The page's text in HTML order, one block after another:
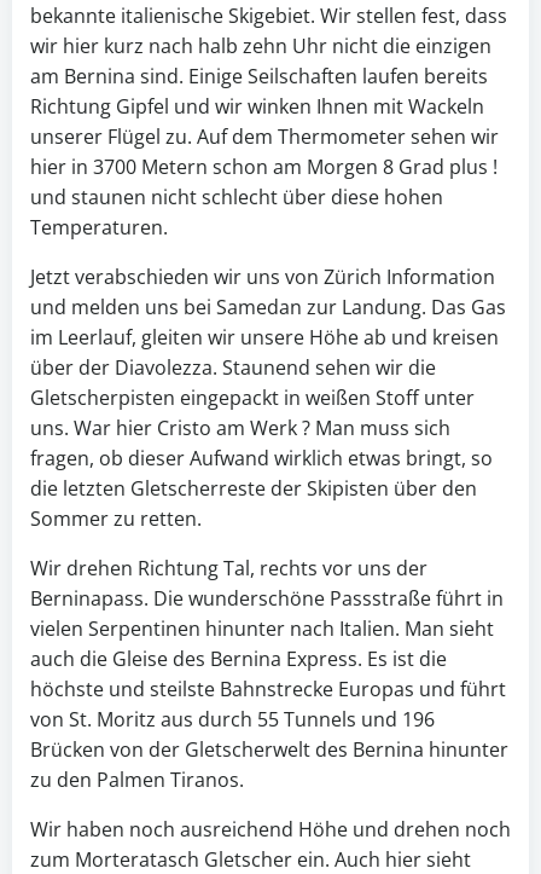
bekannte italienische Skigebiet. Wir stellen fest, dass
wir hier kurz nach halb zehn Uhr nicht die einzigen
am Bernina sind. Einige Seilschaften laufen bereits
Richtung Gipfel und wir winken Ihnen mit Wackeln
unserer Flügel zu. Auf dem Thermometer sehen wir
hier in 3700 Metern schon am Morgen 8 Grad plus !
und staunen nicht schlecht über diese hohen
Temperaturen.
Jetzt verabschieden wir uns von Zürich Information
und melden uns bei Samedan zur Landung. Das Gas
im Leerlauf, gleiten wir unsere Höhe ab und kreisen
über der Diavolezza. Staunend sehen wir die
Gletscherpisten eingepackt in weißen Stoff unter
uns. War hier Cristo am Werk ? Man muss sich
fragen, ob dieser Aufwand wirklich etwas bringt, so
die letzten Gletscherreste der Skipisten über den
Sommer zu retten.
Wir drehen Richtung Tal, rechts vor uns der
Berninapass. Die wunderschöne Passstraße führt in
vielen Serpentinen hinunter nach Italien. Man sieht
auch die Gleise des Bernina Express. Es ist die
höchste und steilste Bahnstrecke Europas und führt
von St. Moritz aus durch 55 Tunnels und 196
Brücken von der Gletscherwelt des Bernina hinunter
zu den Palmen Tiranos.
Wir haben noch ausreichend Höhe und drehen noch
zum Morteratasch Gletscher ein. Auch hier sieht